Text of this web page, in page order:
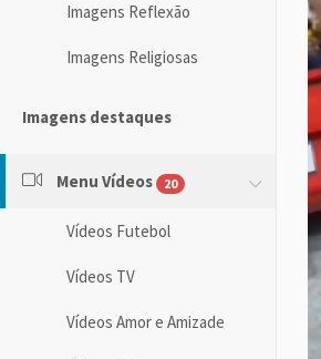
Imagens Reflexão
Imagens Religiosas
Imagens destaques
Menu Vídeos 20
Vídeos Futebol
Vídeos TV
Vídeos Amor e Amizade